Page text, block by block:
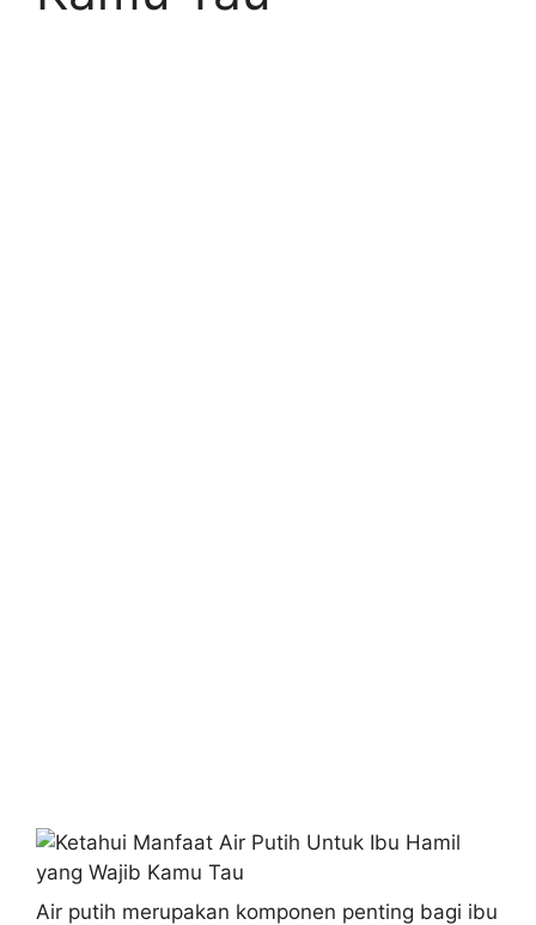
Air putih merupakan komponen penting bagi ibu